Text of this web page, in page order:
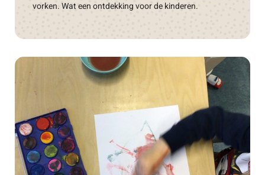
vorken. Wat een ontdekking voor de kinderen.